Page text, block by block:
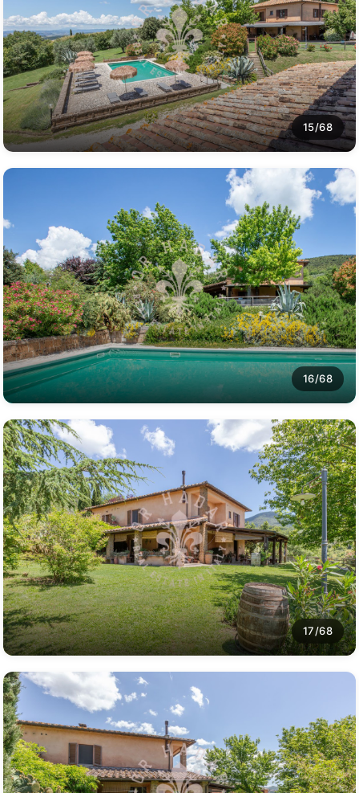
15/68
16/68
17/68